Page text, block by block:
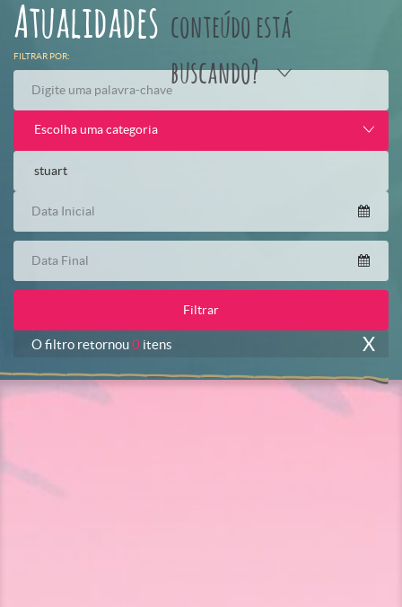
conteúdo está
buscando?
Atualidades
FILTRAR POR:
Escolha uma categoria
O filtro retornou0 itens X